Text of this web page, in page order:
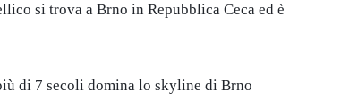
si trova a Brno in Repubblica Ceca ed è
di 7 secoli domina lo skyline di Brno